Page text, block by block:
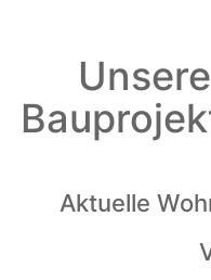
Aktuelle